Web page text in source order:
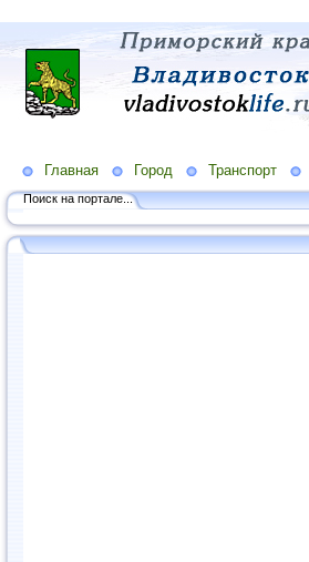
Главная Город Транспорт
Поиск на портале...